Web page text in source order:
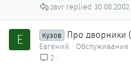
30.08.2002
zavr
Е Кузов Про дворники
Евгений
Обслуживание
2